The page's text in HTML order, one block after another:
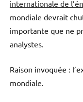
internationale de
mondiale devrait
importante que ne
analystes.
Raison invoquée :
mondiale.